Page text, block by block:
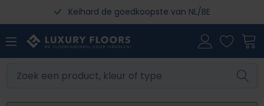
Ga naar de hoofdinhoudKeihard de goedkoopste van NL/BE